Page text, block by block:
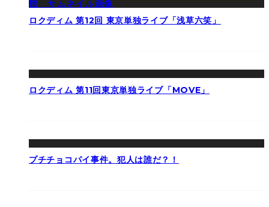
ロクディム 第12回 東京単独ライブ「浅草六笑」
ロクディム 第11回東京単独ライブ「MOVE」
プチチョコパイ事件。犯人は誰だ？！